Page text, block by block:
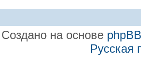
Создано на основе phpBB
Русская